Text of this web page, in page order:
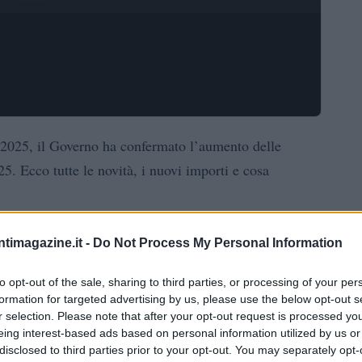
- Do Not Process My Personal Information
opt-out of the sale, sharing to third parties, or processing of your
for targeted advertising by us, please use the below opt-out
selection. Please note that after your opt-out request is processed
interest-based ads based on personal information utilized by us
to third parties prior to your opt-out. You may separately
il Governo ha confermato l’aumento delle
Ecco tutte le novità, i nuovi importi e cosa
per migliorare le condizioni economiche dei
con l’obiettivo di mantenere il potere d’acquisto e
tempi di inflazione crescente.